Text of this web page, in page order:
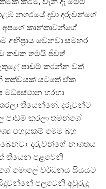
නගරයේ දුවා දරුවන්ගේ
කාන්තාවන්ගේ
වෙනවා.සමහර
කඩක තමයි ජීවත්
පාඩම් කරන්න වත්
තත්වයක් යටතේ ඒක
මධ්‍යස්ථාන හරහා
තියෙන්නේ. දරුවන්ට
පාඩම් කරලා තමන්ගේ
පහසුකම් මෙම බහු
දරුවන්ගේ නාගතය
තියෙන පළවෙනි
මොලේ වර්ධනය සියයට
පලවෙනි අවුරුදු